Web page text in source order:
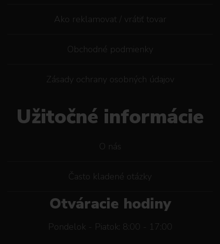
Ako reklamovat / vrátiť tovar
Obchodné podmienky
Zásady ochrany osobných údajov
Užitočné informácie
O nás
Často kladené otázky
Otváracie hodiny
Pondelok - Piatok: 8:00 - 17:00